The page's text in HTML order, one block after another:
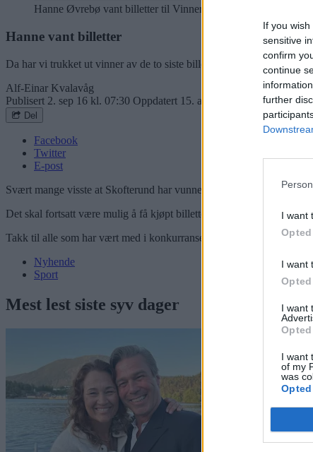
If you
sensitive
confirm
continue
further
I want
I want
I want
I want
of my
was
Hanne Øvrebø vant billetter til Vinnerhjerte med Vibeke
Hanne vant billetter
Da har vi trukket ut vinner av de to siste billettene til Vibeke
Alf-Einar Kvalavåg
Publisert 2. sep 16 kl. 07:30 Oppdatert 15. aug 19 kl. 17:27
Del
Facebook
Twitter
E-post
Svært mange visste at Skofterund har vunnet Vasaloppet, og flere
Det skal fortsatt være mulig å få kjøpt billetter til foredraget i
Takk til alle som har vært med i konkurransen.
Nyhende
Sport
Mest lest siste syv dager